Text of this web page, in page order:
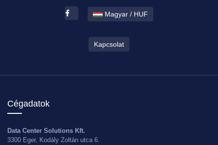
Magyar / HUF
Kapcsolat
Cégadatok
Data Center Solutions Kft.
3300 Eger, Kodály Zoltán utca 6.